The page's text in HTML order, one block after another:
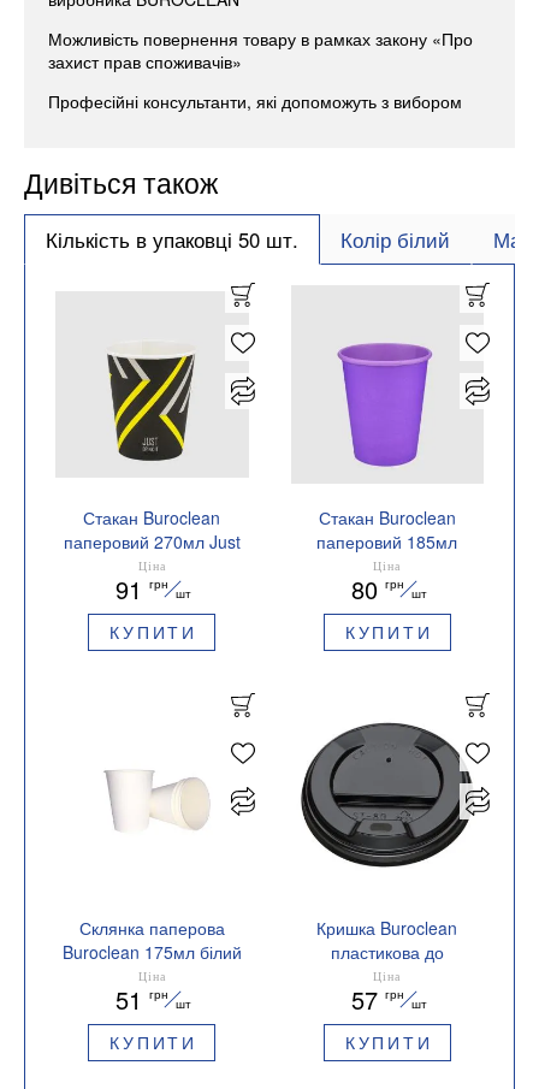
Можливість повернення товару в рамках закону «Про
захист прав споживачів»
Професійні консультанти, які допоможуть з вибором
Дивіться також
Кількість в упаковці 50 шт. Колір білий
Стакан Buroclean
паперовий 270мл Just
Drink 50штук 1080059
Ціна
91 грн
шт
КУПИТИ
Стакан Buroclean
паперовий 185мл
LAVANDA CUP 50штук
1080050
Ціна
80 грн
шт
КУПИТИ
Склянка паперова
Buroclean 175мл білий
50шт/уп 1080029
Ціна
51 грн
шт
КУПИТИ
Кришка Buroclean
пластикова до
паперової склянки D-
80мм чорна 50шт/уп
10800602
Ціна
57 грн
шт
КУПИТИ